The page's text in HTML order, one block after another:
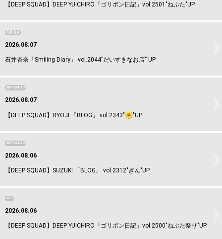
【DEEP SQUAD】DEEP YUICHIRO「ゴリポン日記」vol.2501"ねぷた"UP
石井杏奈
2026.08.07
石井杏奈「Smiling Diary」 vol.2044”だいすきなお店” UP
DEEP SQUAD
2026.08.07
【DEEP SQUAD】RYOJI 「BLOG」 vol.2343" "UP
DEEP SQUAD
2026.08.06
【DEEP SQUAD】SUZUKI 「BLOG」 vol.2312"ぎん"UP
DEEP
2026.08.06
【DEEP SQUAD】DEEP YUICHIRO「ゴリポン日記」vol.2500"ねぶた祭り"UP